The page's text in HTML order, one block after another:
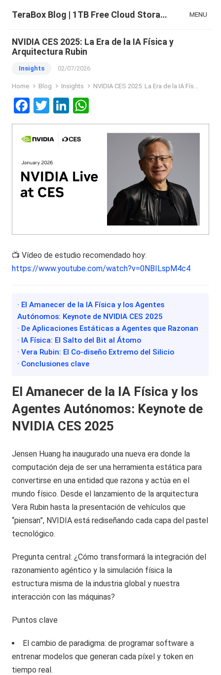
TeraBox Blog | 1TB Free Cloud Storage & All-in-One AI Space MENU
NVIDIA CES 2025: La Era de la IA Física y
Arquitectura Rubin
Insights 02/07/2026
Home Blog Insights NVIDIA CES 2025: La Era de la IA Física y Arquitectura Rubin
F
a
ce
o
o
k
T
wi
tt
Li
n
ke
n
h
A
p
📺 Vídeo de estudio recomendado hoy:
https://www.youtube.com/watch?v=0NBILspM4c4
· El Amanecer de la IA Física y los Agentes
Autónomos: Keynote de NVIDIA CES 2025
· De Aplicaciones Estáticas a Agentes que Razonan
· IA Física: El Salto del Bit al Átomo
· Vera Rubin: El Co-diseño Extremo del Silicio
· Conclusiones clave
El Amanecer de la IA Física y los
Agentes Autónomos: Keynote de
NVIDIA CES 2025
Jensen Huang ha inaugurado una nueva era donde la
computación deja de ser una herramienta estática para
convertirse en una entidad que razona y actúa en el
mundo físico. Desde el lanzamiento de la arquitectura
Vera Rubin hasta la presentación de vehículos que
“piensan”, NVIDIA está rediseñando cada capa del pastel
tecnológico.
Pregunta central: ¿Cómo transformará la integración del
razonamiento agéntico y la simulación física la
estructura misma de la industria global y nuestra
interacción con las máquinas?
Puntos clave
El cambio de paradigma: de programar software a
entrenar modelos que generan cada píxel y token en
tiempo real.